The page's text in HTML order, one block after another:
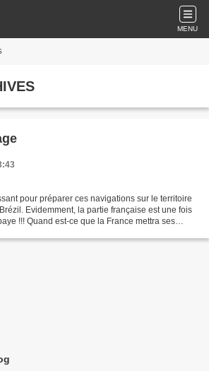
MENU
pour préparer ces navigations sur le territoire
Evidemment, la partie française est une fois
!!! Quand est-ce que la France mettra ses